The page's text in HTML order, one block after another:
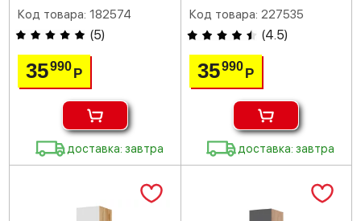
Код товара: 182574
(5)
35990Р
доставка: завтра
Код товара: 227535
(4.5)
35990 Р
доставка: завтра